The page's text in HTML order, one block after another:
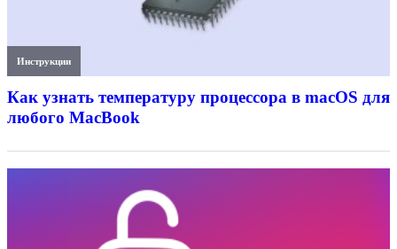
Инструкции
Как узнать температуру процессора в macOS для
любого MacBook